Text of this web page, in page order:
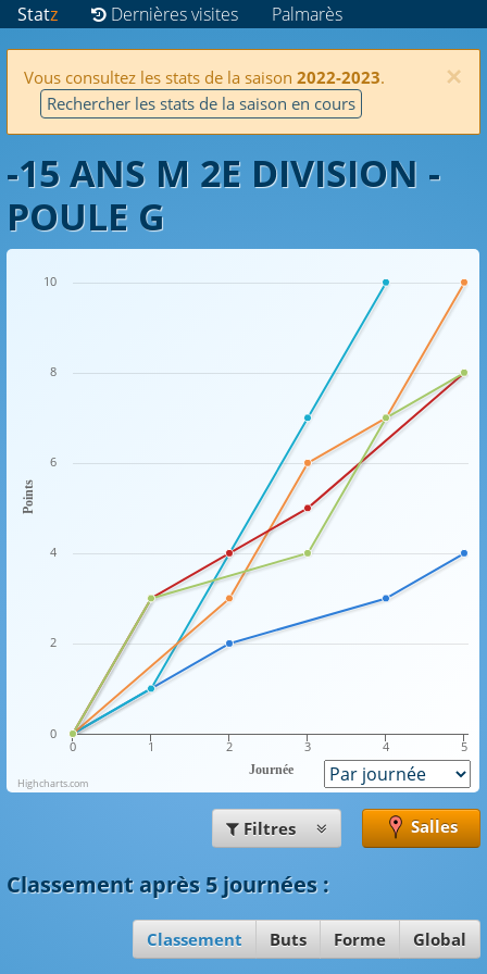
Statz Dernières visites Palmarès
×
Vous consultez les stats de la saison 2022-2023.
Rechercher les stats de la saison en cours
-15 ANS M 2E DIVISION -
POULE G
Journée
Points
0 1 2 3 4 5
0
2
4
6
8
10
Highcharts.com
Filtres Salles
Classement après 5 journées:
Classement Buts Forme Global